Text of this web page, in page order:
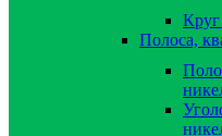
Круг
Полоса,